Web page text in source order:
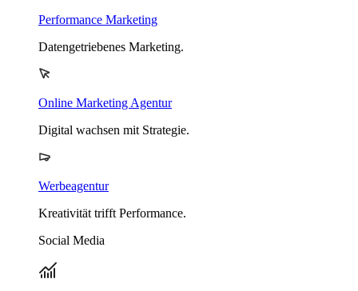
Performance Marketing
Datengetriebenes Marketing.
Online Marketing Agentur
Digital wachsen mit Strategie.
Werbeagentur
Kreativität trifft Performance.
Social Media